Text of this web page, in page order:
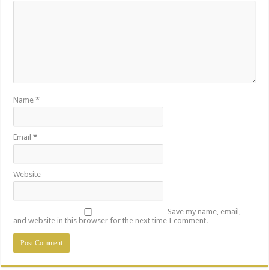
Name*
Email*
Website
Save my name, email,
and website in this browser for the next time I comment.